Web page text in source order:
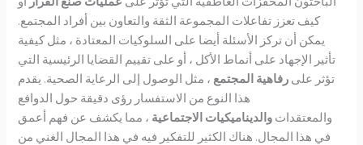
كيف تعزز تفاعلات المجموعة الثقة والتعاون بين أفراد المجتمع.
يمكن أن تركز الأسئلة أيضا على السلوكيات المعتادة ، مثل كيفية
تأثير الإجهاد على أنماط الأكل ، أو على تقييم القضايا الرئيسية التي
تؤثر على رفاهية المجتمع ، مثل الوصول إلى الرعاية الصحية. يقدم
هذا النوع من الاستفسار رؤى دقيقة حول الدوافع
والمعتقدات والديناميكيات الاجتماعية ، مما يكشف عن فهم أعمق
في هذا المجال. هناك الكثير للتفكير فيه في هذا المجال الغني من